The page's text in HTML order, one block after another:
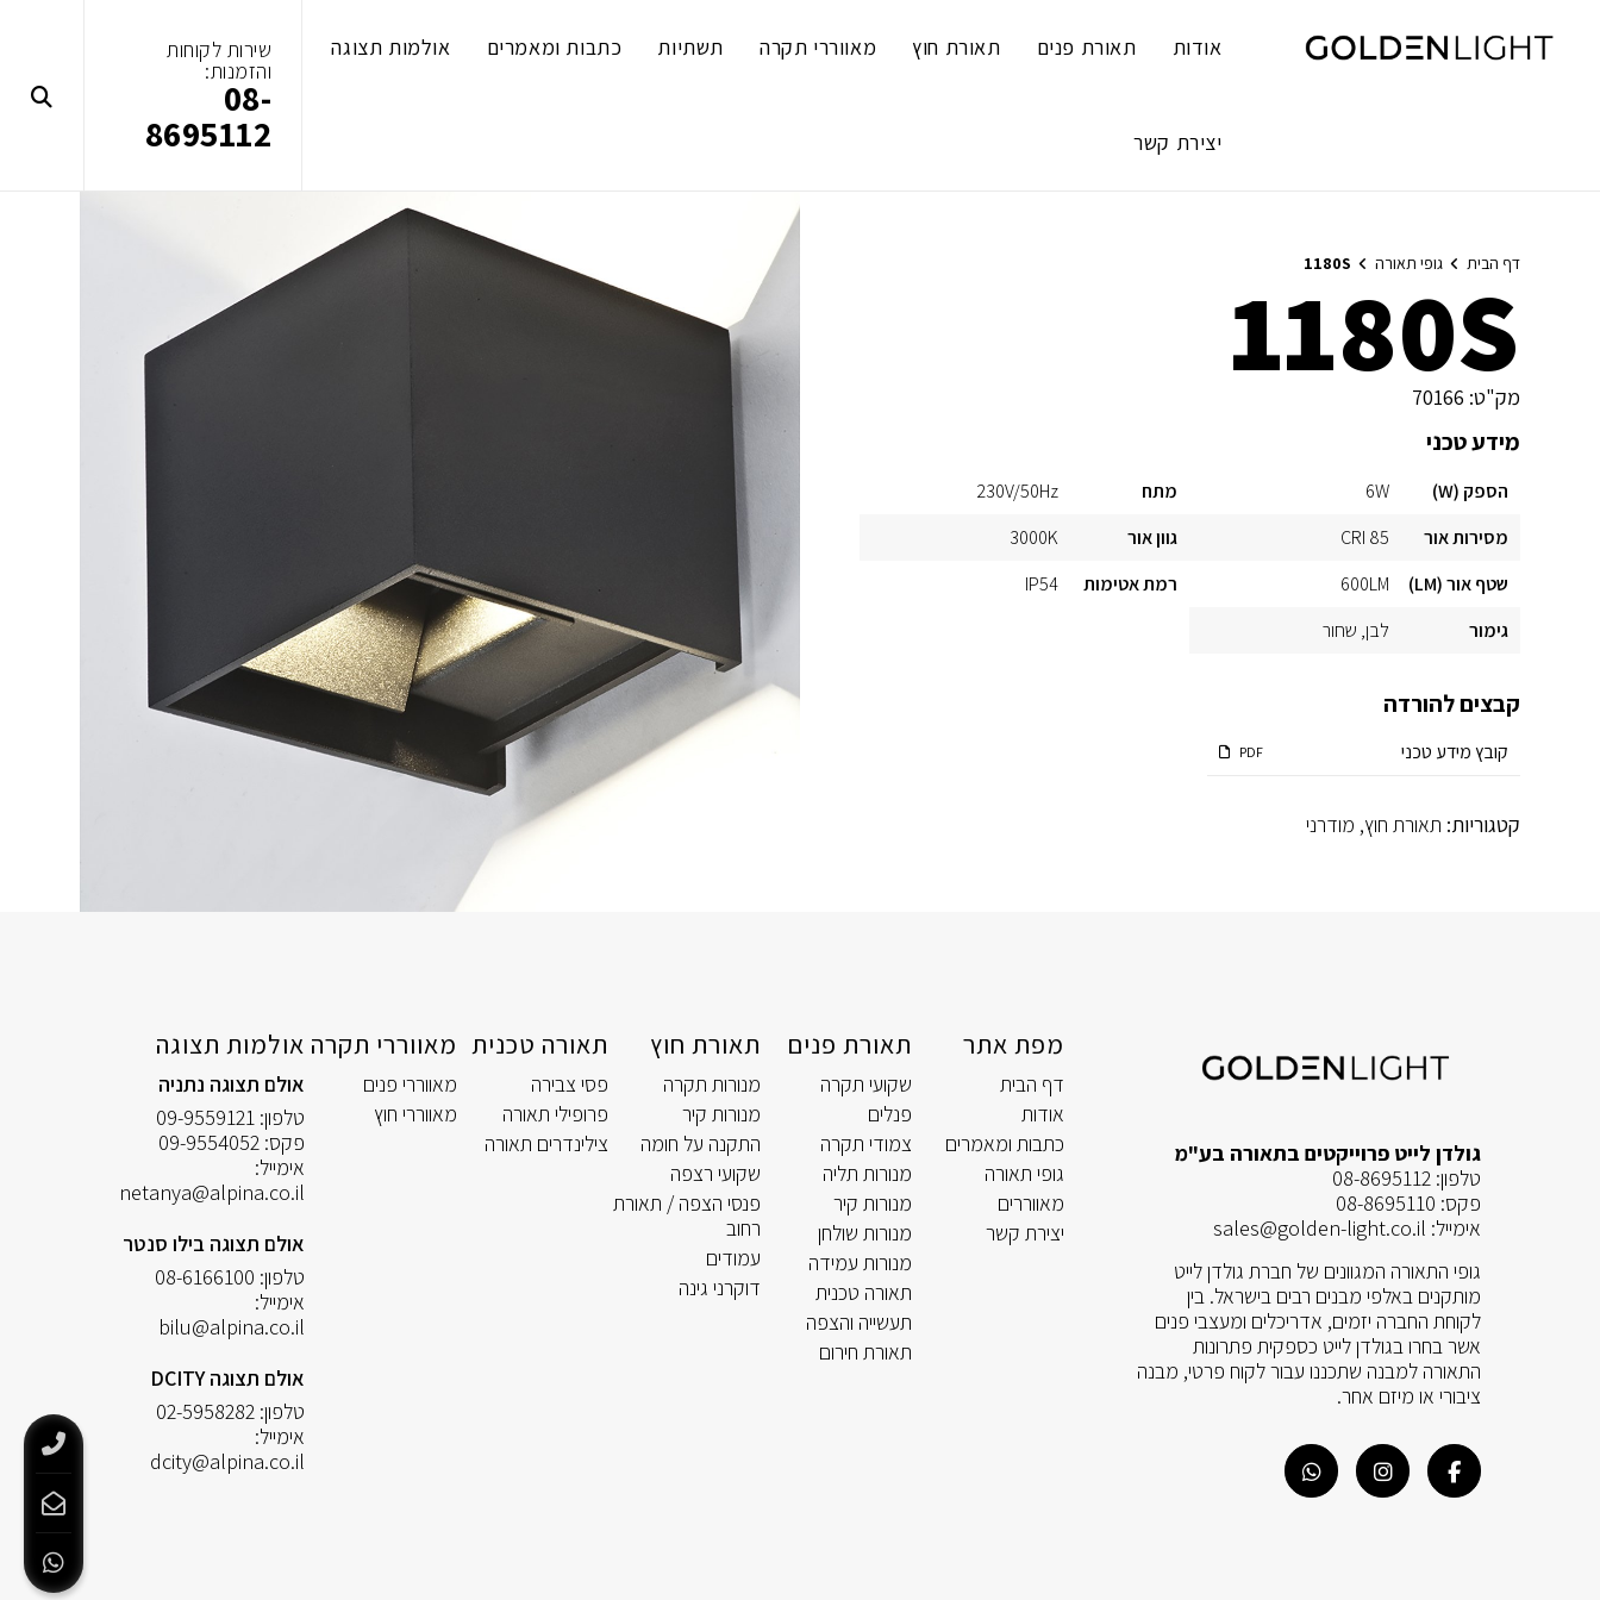
content
אודות תאורת פנים תאורת חוץ מאווררי תקרה תשתיות כתבות ומאמרים אולמות תצוגה
יצירת קשר
שירות לקוחות
והזמנות:
08-
8695112
דף הבית גופי תאורה 1180S
1180S
מק"ט: 70166
מידע טכני
הספק (W)
6W
מסירות אור
CRI 85
שטף אור (LM)
600LM
גימור
לבן שחור
מתח
230V/50Hz
גוון אור
3000K
רמת אטימות
IP54
קבצים להורדה
קובץ מידע טכני PDF
קטגוריות: תאורת חוץ, מודרני
גולדן לייט פרוייקטים בתאורה בע"מ
טלפון: 08-8695112
פקס: 08-8695110
אימייל: sales@golden-light.co.il
גופי התאורה המגוונים של חברת גולדן לייט
מותקנים באלפי מבנים רבים בישראל. בין
לקוחת החברה יזמים, אדריכלים ומעצבי פנים
אשר בחרו בגולדן לייט כספקית פתרונות
התאורה למבנה שתכננו עבור לקוח פרטי, מבנה
ציבורי או מיזם אחר.
מפת אתר
דף הבית
אודות
כתבות ומאמרים
גופי תאורה
מאווררים
יצירת קשר
תאורת פנים
שקועי תקרה
פנלים
צמודי תקרה
מנורות תליה
מנורות קיר
מנורות שולחן
מנורות עמידה
תאורה טכנית
תעשייה והצפה
תאורת חירום
תאורת חוץ
מנורות תקרה
מנורות קיר
התקנה על חומה
שקועי רצפה
פנסי הצפה / תאורת
רחוב
עמודים
דוקרני גינה
תאורה טכנית
פסי צבירה
פרופילי תאורה
צילינדרים תאורה
מאווררי תקרה
מאווררי פנים
מאווררי חוץ
אולמות תצוגה
אולם תצוגה נתניה
טלפון: 09-9559121
פקס: 09-9554052
אימייל:
netanya@alpina.co.il
אולם תצוגה בילו סנטר
טלפון: 08-6166100
אימייל:
bilu@alpina.co.il
אולם תצוגה DCITY
טלפון: 02-5958282
אימייל:
dcity@alpina.co.il